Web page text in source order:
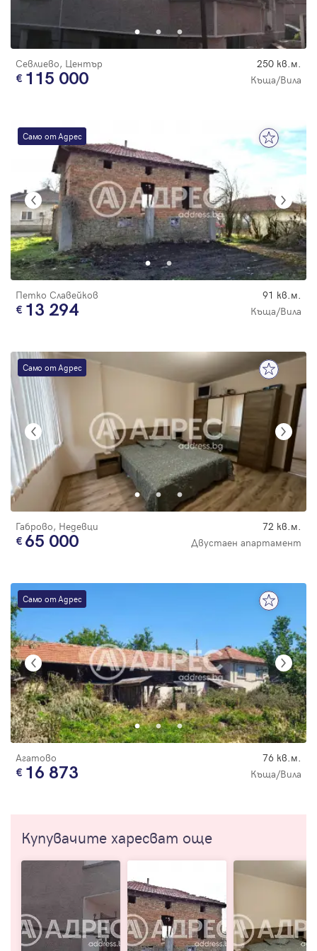
цена
Севлиево, Център 250 кв.м.
115 000 Къща/Вила
Само от Адрес
Петко Славейков 91 кв.м.
13 294 Къща/Вила
Само от Адрес
Габрово, Недевци 72 кв.м.
65 000 Двустаен апартамент
Само от Адрес
Агатово 76 кв.м.
16 873 Къща/Вила
Купувачите харесват още
Парола
Забравена парола
Регистрация